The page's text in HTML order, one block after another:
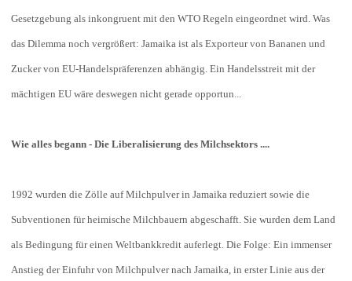
Gesetzgebung als inkongruent mit den WTO Regeln eingeordnet wird. Was
das Dilemma noch vergrößert: Jamaika ist als Exporteur von Bananen und
Zucker von EU-Handelspräferenzen abhängig. Ein Handelsstreit mit der
mächtigen EU wäre deswegen nicht gerade opportun...
Wie alles begann - Die Liberalisierung des Milchsektors ....
1992 wurden die Zölle auf Milchpulver in Jamaika reduziert sowie die
Subventionen für heimische Milchbauern abgeschafft. Sie wurden dem Land
als Bedingung für einen Weltbankkredit auferlegt. Die Folge: Ein immenser
Anstieg der Einfuhr von Milchpulver nach Jamaika, in erster Linie aus der